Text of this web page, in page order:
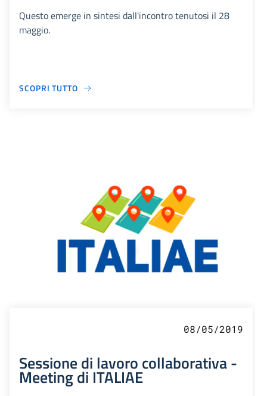
Questo emerge in sintesi dall'incontro tenutosi il 28
maggio.
SCOPRI TUTTO
08/05/2019
Sessione di lavoro collaborativa -
Meeting di ITALIAE